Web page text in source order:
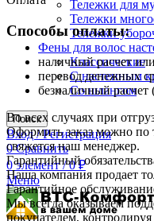
Тележки для
Тележки
Тележки
Фены для волос
Классические
С настенным
Со шлангом
Поиск
Вход / Регистрация
0 Сравнить
0элемент / 0₽
Меню
Способы оплаты:
наличный расчет
перевод денежных
безналичный расчет
Во всех случаях при
Оформить заказ можно по
свяжется наш менеджер.
Гарантийный
Наша компания продает
Гарантийное
Мы всегда оказываем
покупателем, контролируя